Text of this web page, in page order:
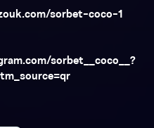
sorbet-coco-1
sorbet__coco__?